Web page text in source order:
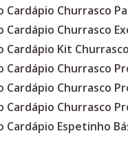
Cardápio Churrasco
Cardápio Churrasco
Cardápio Kit Churrasco
Cardápio Churrasco
Churrasco
Churrasco
Cardápio Espetinho